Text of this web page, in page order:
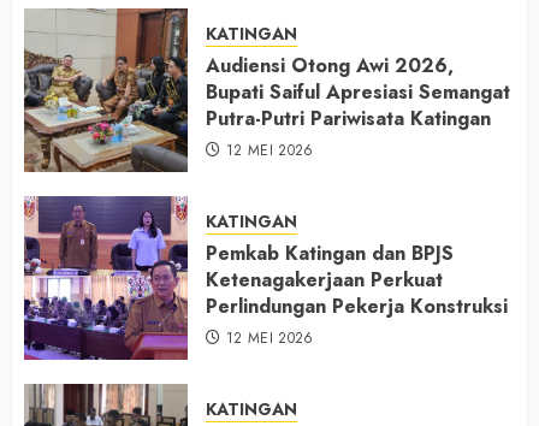
KATINGAN
Audiensi Otong Awi 2026,
Bupati Saiful Apresiasi Semangat
Putra-Putri Pariwisata Katingan
12 MEI 2026
KATINGAN
Pemkab Katingan dan BPJS
Ketenagakerjaan Perkuat
Perlindungan Pekerja Konstruksi
12 MEI 2026
KATINGAN